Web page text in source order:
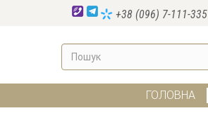
+38 (096) 7-111-335
ГОЛОВНА